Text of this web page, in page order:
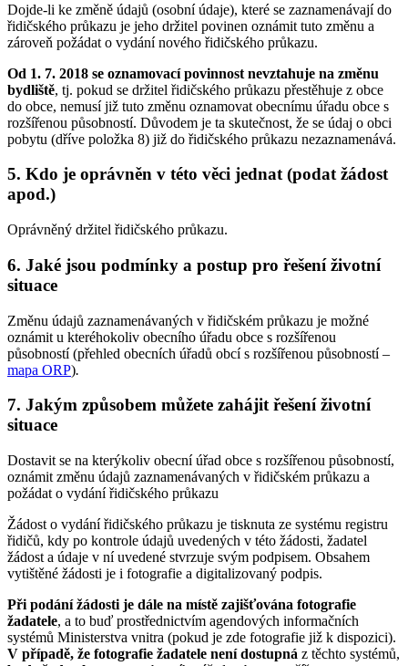
Dojde-li ke změně údajů (osobní údaje), které se zaznamenávají do
řidičského průkazu je jeho držitel povinen oznámit tuto změnu a
zároveň požádat o vydání nového řidičského průkazu.
Od 1. 7. 2018 se oznamovací povinnost nevztahuje na změnu
bydliště, tj. pokud se držitel řidičského průkazu přestěhuje z obce
do obce, nemusí již tuto změnu oznamovat obecnímu úřadu obce s
rozšířenou působností. Důvodem je ta skutečnost, že se údaj o obci
pobytu (dříve položka 8) již do řidičského průkazu nezaznamenává.
5. Kdo je oprávněn v této věci jednat (podat žádost
apod.)
Oprávněný držitel řidičského průkazu.
6. Jaké jsou podmínky a postup pro řešení životní
situace
Změnu údajů zaznamenávaných v řidičském průkazu je možné
oznámit u kteréhokoliv obecního úřadu obce s rozšířenou
působností (přehled obecních úřadů obcí s rozšířenou působností –
mapa ORP).
7. Jakým způsobem můžete zahájit řešení životní
situace
Dostavit se na kterýkoliv obecní úřad obce s rozšířenou působností,
oznámit změnu údajů zaznamenávaných v řidičském průkazu a
požádat o vydání řidičského průkazu
Žádost o vydání řidičského průkazu je tisknuta ze systému registru
řidičů, kdy po kontrole údajů uvedených v této žádosti, žadatel
žádost a údaje v ní uvedené stvrzuje svým podpisem. Obsahem
vytištěné žádosti je i fotografie a digitalizovaný podpis.
Při podání žádosti je dále na místě zajišťována fotografie
žadatele, a to buď prostřednictvím agendových informačních
systémů Ministerstva vnitra (pokud je zde fotografie již k dispozici).
V případě, že fotografie žadatele není dostupná z těchto systémů,